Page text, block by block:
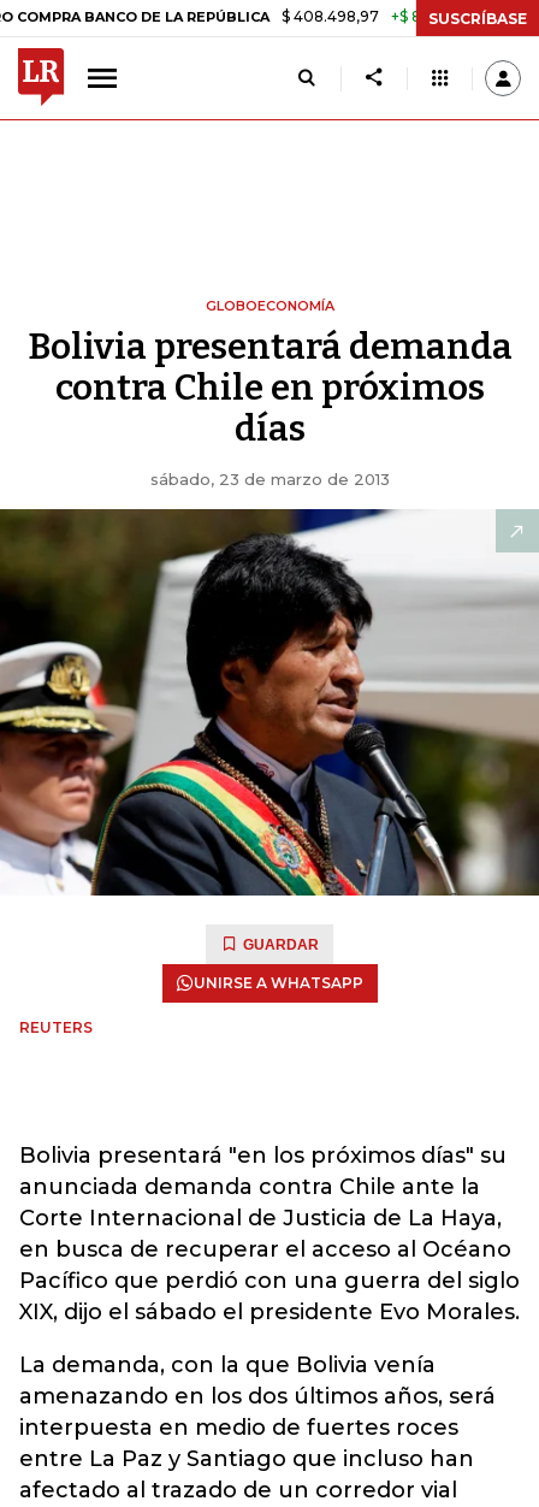
BANCO DE LA REPÚBLICA $ 408.498,97 +$ 8.753,81 +2,19%
SUSCRÍBASE
GLOBOECONOMÍA
Bolivia presentará demanda
contra Chile en próximos
días
sábado, 23 de marzo de 2013
GUARDAR
UNIRSE A WHATSAPP
REUTERS
Bolivia presentará "en los próximos días" su
anunciada demanda contra Chile ante la
Corte Internacional de Justicia de La Haya,
en busca de recuperar el acceso al Océano
Pacífico que perdió con una guerra del siglo
XIX, dijo el sábado el presidente Evo Morales.
La demanda, con la que Bolivia venía
amenazando en los dos últimos años, será
interpuesta en medio de fuertes roces
entre La Paz y Santiago que incluso han
afectado al trazado de un corredor vial